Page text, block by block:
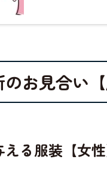
お見合い【
る服装【女性